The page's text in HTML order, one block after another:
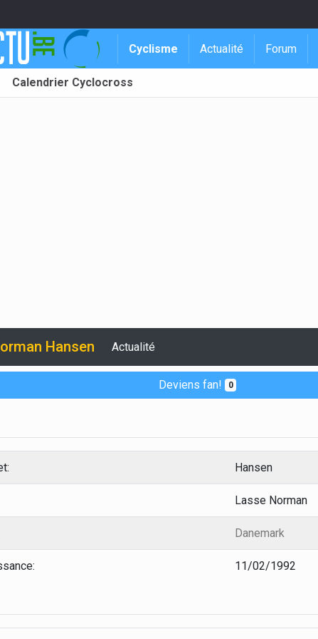
Cyclisme Actualité Forum
Calendrier Cyclocross
Hansen Actualité
Deviens fan! 0
Hansen
Lasse Norman
Danemark
11/02/1992